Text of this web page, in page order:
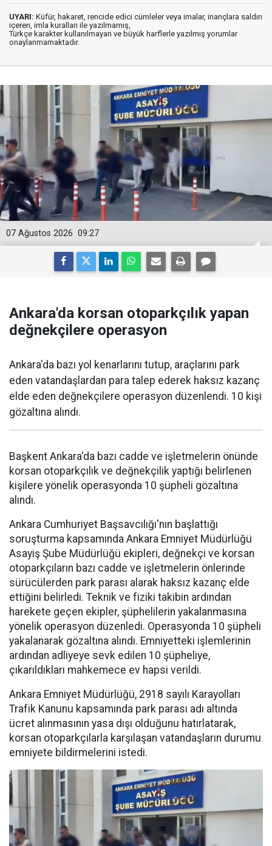
UYARI: Küfür, hakaret, rencide edici cümleler veya imalar, inançlara saldırı
içeren, imla kuralları ile yazılmamış,
Türkçe karakter kullanılmayan ve büyük harflerle yazılmış yorumlar
onaylanmamaktadır.
09:27
07 Ağustos 2026
Ankara'da korsan otoparkçılık yapan
değnekçilere operasyon
Ankara'da bazı yol kenarlarını tutup, araçlarını park
eden vatandaşlardan para talep ederek haksız kazanç
elde eden değnekçilere operasyon düzenlendi. 10 kişi
gözaltına alındı.
Başkent Ankara'da bazı cadde ve işletmelerin önünde
korsan otoparkçılık ve değnekçilik yaptığı belirlenen
kişilere yönelik operasyonda 10 şüpheli gözaltına
alındı.
Ankara Cumhuriyet Başsavcılığı'nın başlattığı
soruşturma kapsamında Ankara Emniyet Müdürlüğü
Asayiş Şube Müdürlüğü ekipleri, değnekçi ve korsan
otoparkçıların bazı cadde ve işletmelerin önlerinde
sürücülerden park parası alarak haksız kazanç elde
ettiğini belirledi. Teknik ve fiziki takibin ardından
harekete geçen ekipler, şüphelilerin yakalanmasına
yönelik operasyon düzenledi. Operasyonda 10 şüpheli
yakalanarak gözaltına alındı. Emniyetteki işlemlerinin
ardından adliyeye sevk edilen 10 şüpheliye,
çıkarıldıkları mahkemece ev hapsi verildi.
Ankara Emniyet Müdürlüğü, 2918 sayılı Karayolları
Trafik Kanunu kapsamında park parası adı altında
ücret alınmasının yasa dışı olduğunu hatırlatarak,
korsan otoparkçılarla karşılaşan vatandaşların durumu
emniyete bildirmelerini istedi.